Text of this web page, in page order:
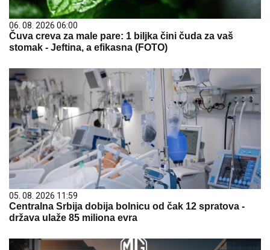
06. 08. 2026 06:00
Čuva creva za male pare: 1 biljka čini čuda za vaš
stomak - Jeftina, a efikasna (FOTO)
05. 08. 2026 11:59
Centralna Srbija dobija bolnicu od čak 12 spratova -
država ulaže 85 miliona evra